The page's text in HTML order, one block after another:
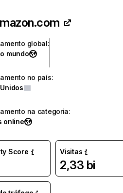
global:
mundo
no país:
na categoria:
online
Score Visitas
2,33 bi